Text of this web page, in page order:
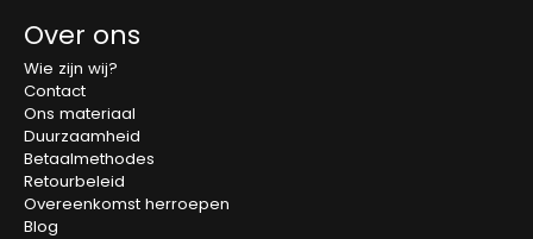
Over ons
Wie zijn wij?
Contact
Ons materiaal
Duurzaamheid
Betaalmethodes
Retourbeleid
Overeenkomst herroepen
Blog